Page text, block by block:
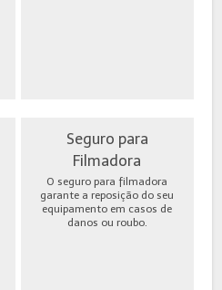
Seguro para
Filmadora
O seguro para filmadora
garante a reposição do seu
equipamento em casos de
danos ou roubo.